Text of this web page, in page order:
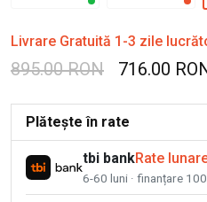
Livrare Gratuită 1-3 zile
895.00 RON 716.00
Plătește în rate
tbi bankRate
6-60 luni · finanțare